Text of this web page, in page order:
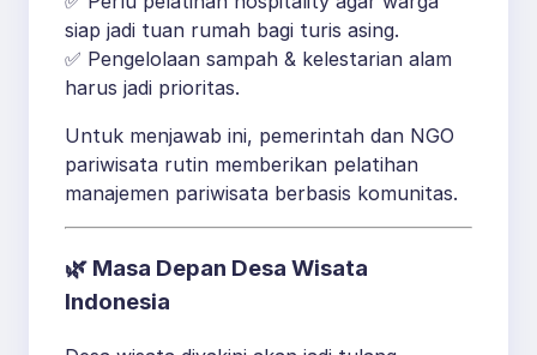
siap jadi tuan rumah bagi turis asing.
✅ Pengelolaan sampah & kelestarian alam
harus jadi prioritas.
Untuk menjawab ini, pemerintah dan NGO
pariwisata rutin memberikan pelatihan
manajemen pariwisata berbasis komunitas.
🌿 Masa Depan Desa Wisata
Indonesia